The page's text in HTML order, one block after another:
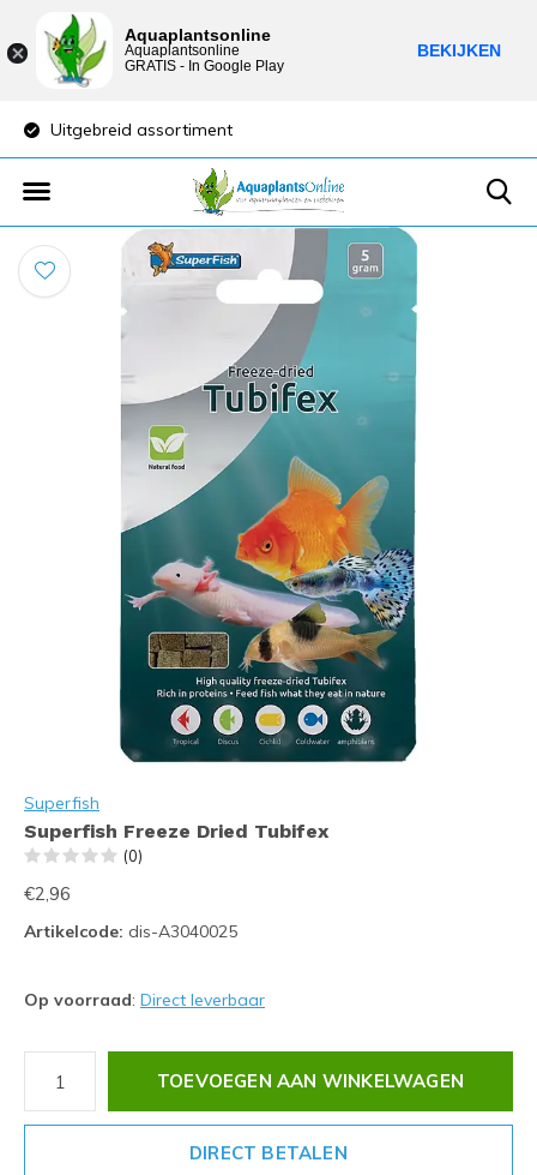
Uitgebreid assortiment
Superfish
Superfish Freeze Dried Tubifex
(0)
€2,96
Artikelcode: dis-A3040025
Op voorraad: Direct leverbaar
TOEVOEGEN AAN WINKELWAGEN
DIRECT BETALEN
Aquaplantsonline
Aquaplantsonline
GRATIS - In Google Play
BEKIJKEN